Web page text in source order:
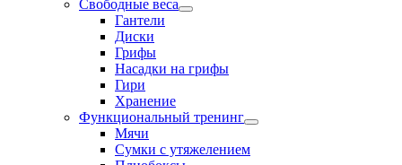
Свободные веса
Гантели
Диски
Грифы
Насадки на грифы
Гири
Хранение
Функциональный тренинг
Мячи
Сумки с утяжелением